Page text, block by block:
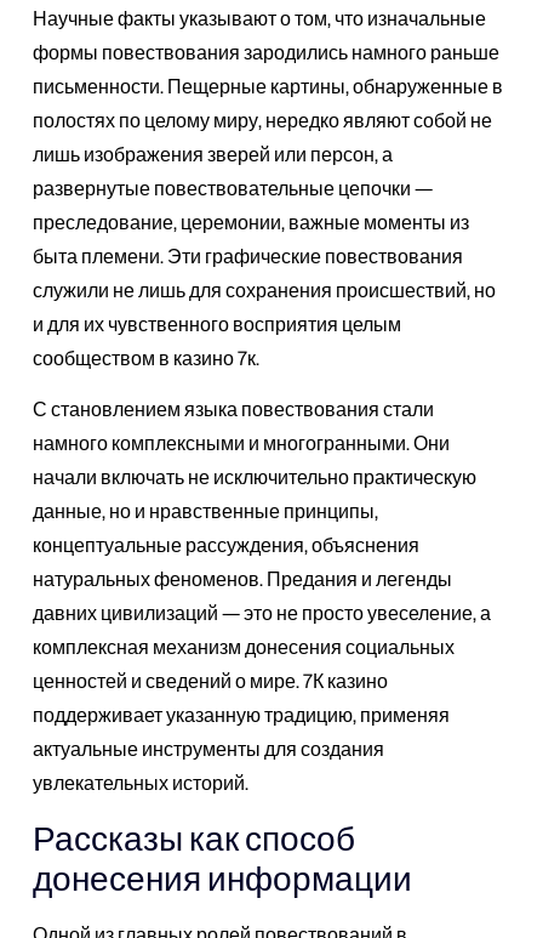
Научные факты указывают о том, что изначальные
формы повествования зародились намного раньше
письменности. Пещерные картины, обнаруженные в
полостях по целому миру, нередко являют собой не
лишь изображения зверей или персон, а
развернутые повествовательные цепочки —
преследование, церемонии, важные моменты из
быта племени. Эти графические повествования
служили не лишь для сохранения происшествий, но
и для их чувственного восприятия целым
сообществом в казино 7к.
С становлением языка повествования стали
намного комплексными и многогранными. Они
начали включать не исключительно практическую
данные, но и нравственные принципы,
концептуальные рассуждения, объяснения
натуральных феноменов. Предания и легенды
давних цивилизаций — это не просто увеселение, а
комплексная механизм донесения социальных
ценностей и сведений о мире. 7К казино
поддерживает указанную традицию, применяя
актуальные инструменты для создания
увлекательных историй.
Рассказы как способ
донесения информации